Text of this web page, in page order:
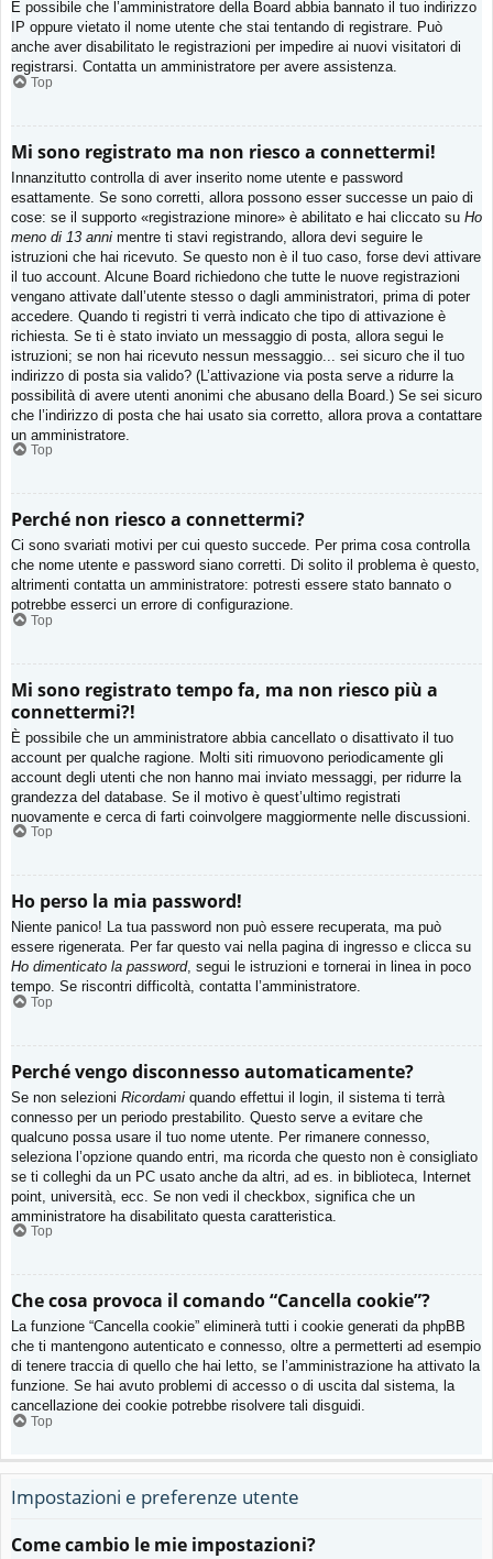
È possibile che l’amministratore della Board abbia bannato il tuo indirizzo
IP oppure vietato il nome utente che stai tentando di registrare. Può
anche aver disabilitato le registrazioni per impedire ai nuovi visitatori di
registrarsi. Contatta un amministratore per avere assistenza.
Top
Mi sono registrato ma non riesco a connettermi!
Innanzitutto controlla di aver inserito nome utente e password
esattamente. Se sono corretti, allora possono esser successe un paio di
cose: se il supporto «registrazione minore» è abilitato e hai cliccato su Ho
meno di 13 anni mentre ti stavi registrando, allora devi seguire le
istruzioni che hai ricevuto. Se questo non è il tuo caso, forse devi attivare
il tuo account. Alcune Board richiedono che tutte le nuove registrazioni
vengano attivate dall’utente stesso o dagli amministratori, prima di poter
accedere. Quando ti registri ti verrà indicato che tipo di attivazione è
richiesta. Se ti è stato inviato un messaggio di posta, allora segui le
istruzioni; se non hai ricevuto nessun messaggio... sei sicuro che il tuo
indirizzo di posta sia valido? (L’attivazione via posta serve a ridurre la
possibilità di avere utenti anonimi che abusano della Board.) Se sei sicuro
che l’indirizzo di posta che hai usato sia corretto, allora prova a contattare
un amministratore.
Top
Perché non riesco a connettermi?
Ci sono svariati motivi per cui questo succede. Per prima cosa controlla
che nome utente e password siano corretti. Di solito il problema è questo,
altrimenti contatta un amministratore: potresti essere stato bannato o
potrebbe esserci un errore di configurazione.
Top
Mi sono registrato tempo fa, ma non riesco più a
connettermi?!
È possibile che un amministratore abbia cancellato o disattivato il tuo
account per qualche ragione. Molti siti rimuovono periodicamente gli
account degli utenti che non hanno mai inviato messaggi, per ridurre la
grandezza del database. Se il motivo è quest’ultimo registrati
nuovamente e cerca di farti coinvolgere maggiormente nelle discussioni.
Top
Ho perso la mia password!
Niente panico! La tua password non può essere recuperata, ma può
essere rigenerata. Per far questo vai nella pagina di ingresso e clicca su
Ho dimenticato la password, segui le istruzioni e tornerai in linea in poco
tempo. Se riscontri difficoltà, contatta l’amministratore.
Top
Perché vengo disconnesso automaticamente?
Se non selezioni Ricordami quando effettui il login, il sistema ti terrà
connesso per un periodo prestabilito. Questo serve a evitare che
qualcuno possa usare il tuo nome utente. Per rimanere connesso,
seleziona l’opzione quando entri, ma ricorda che questo non è consigliato
se ti colleghi da un PC usato anche da altri, ad es. in biblioteca, Internet
point, università, ecc. Se non vedi il checkbox, significa che un
amministratore ha disabilitato questa caratteristica.
Top
Che cosa provoca il comando “Cancella cookie”?
La funzione “Cancella cookie” eliminerà tutti i cookie generati da phpBB
che ti mantengono autenticato e connesso, oltre a permetterti ad esempio
di tenere traccia di quello che hai letto, se l’amministrazione ha attivato la
funzione. Se hai avuto problemi di accesso o di uscita dal sistema, la
cancellazione dei cookie potrebbe risolvere tali disguidi.
Top
Impostazioni e preferenze utente
Come cambio le mie impostazioni?